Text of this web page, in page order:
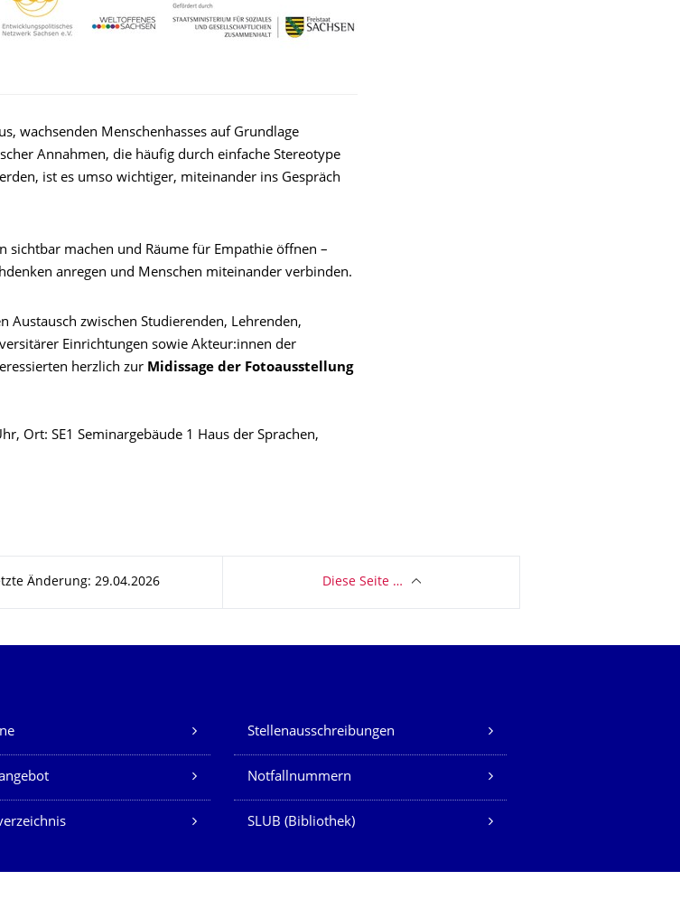
wachsenden Menschenhasses auf Grundlage
Annahmen, die häufig durch einfache Stereotype
ist es umso wichtiger, miteinander ins Gespräch
sichtbar machen und Räume für Empathie öffnen –
anregen und Menschen miteinander verbinden.
Austausch zwischen Studierenden, Lehrenden,
Einrichtungen sowie Akteur:innen der
herzlich zur Midissage der Fotoausstellung
Ort: SE1 Seminargebäude 1 Haus der Sprachen,
Änderung: 29.04.2026 Diese Seite …
Dienste
Stellenausschreibungen
Notfallnummern
SLUB (Bibliothek)